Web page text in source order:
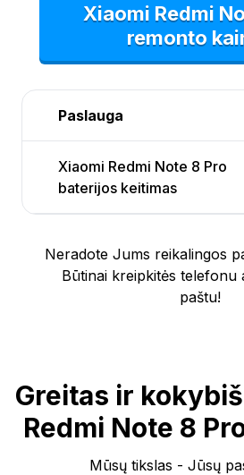
Xiaomi Redmi
remonto
Paslauga
Xiaomi Redmi Note 8 Pro
baterijos keitimas
Neradote Jums reikalingos
Būtinai kreipkitės telefonu
paštu!
Greitas ir
Redmi Note 8
Mūsų tikslas - Jūsų